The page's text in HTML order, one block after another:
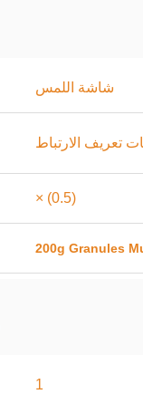
شاشة اللمس
تعريف الارتباط
× (0.5)
200g Granules
1